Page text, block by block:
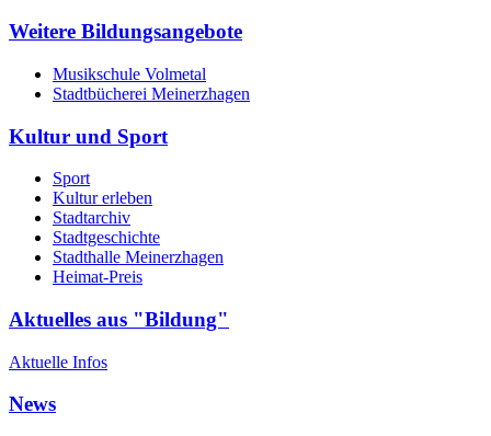
Weitere Bildungsangebote
Musikschule Volmetal
Stadtbücherei Meinerzhagen
Kultur und Sport
Sport
Kultur erleben
Stadtarchiv
Stadtgeschichte
Stadthalle Meinerzhagen
Heimat-Preis
Aktuelles aus "Bildung"
Aktuelle Infos
News